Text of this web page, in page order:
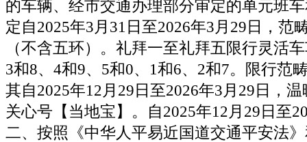
的车辆、经市交通办理部分审定的单元班
定自2025年3月31日至2026年3月29日，范
（不含五环）。礼拜一至礼拜五限行灵活
3和8、4和9、5和0、1和6、2和7。限行范
其自2025年12月29日至2026年3月29日，
关心号【当地宝】。自2025年12月29日至
二、按照《中华人平易近国道交通平安法